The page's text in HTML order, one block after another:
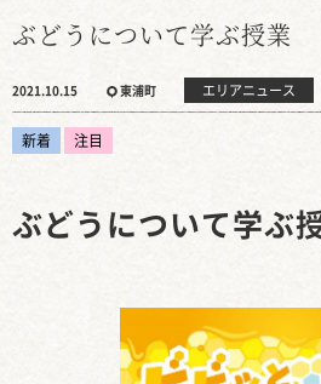
ぶどうについて学ぶ授業
2021.10.15 東浦町 エリアニュース
新着 注目
ぶどうについて学ぶ